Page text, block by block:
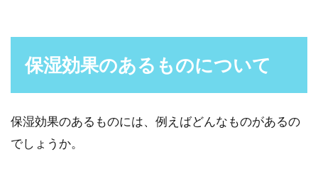
ないでしょうか？毛を剃ることによってどんど
ん毛が濃くな...
石鹸でシャンプーしよう！固形タイ
保湿効果のあるものについて
保湿効果のあるものには、例えばどんなものがあるの
でしょうか。